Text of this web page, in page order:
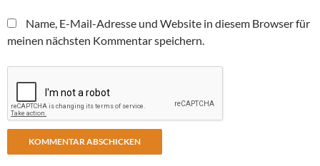
Name, E-Mail-Adresse und Website in diesem Browser für
meinen nächsten Kommentar speichern.